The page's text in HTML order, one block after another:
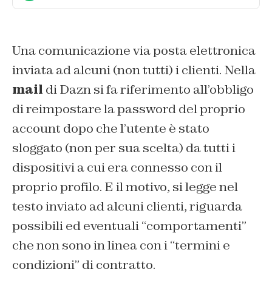
Una comunicazione via posta elettronica
inviata ad alcuni (non tutti) i clienti. Nella
mail di Dazn si fa riferimento all’obbligo
di reimpostare la password del proprio
account dopo che l’utente è stato
sloggato (non per sua scelta) da tutti i
dispositivi a cui era connesso con il
proprio profilo. E il motivo, si legge nel
testo inviato ad alcuni clienti, riguarda
possibili ed eventuali “comportamenti”
che non sono in linea con i “termini e
condizioni” di contratto.